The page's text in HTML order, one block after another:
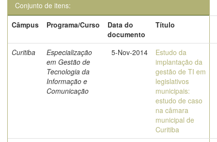
Conjunto de itens:
Câmpus
Programa/Curso
Data do
documento
Título
Curitiba
Especialização
em Gestão de
Tecnologia da
Informação e
Comunicação
5-Nov-2014
Estudo da
implantação da
gestão de TI em
legislativos
municipais:
estudo de caso
na câmara
municipal de
Curitiba